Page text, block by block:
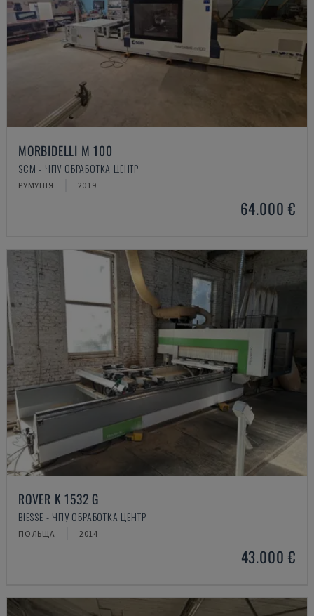
MORBIDELLI M 100
SCM - ЧПУ ОБРАБОТКА ЦЕНТР
РУМУНІЯ 2019
64.000 €
ROVER K 1532 G
BIESSE - ЧПУ ОБРАБОТКА ЦЕНТР
ПОЛЬЩА 2014
43.000 €